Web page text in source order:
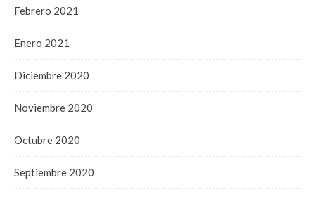
Febrero 2021
Enero 2021
Diciembre 2020
Noviembre 2020
Octubre 2020
Septiembre 2020